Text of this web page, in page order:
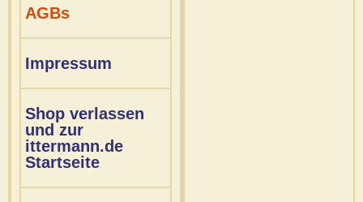
AGBs
Impressum
Shop verlassen
und zur
ittermann.de
Startseite